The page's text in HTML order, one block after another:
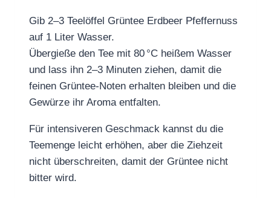
Gib 2–3 Teelöffel Grüntee Erdbeer Pfeffernuss
auf 1 Liter Wasser.
Übergieße den Tee mit 80 °C heißem Wasser
und lass ihn 2–3 Minuten ziehen, damit die
feinen Grüntee-Noten erhalten bleiben und die
Gewürze ihr Aroma entfalten.
Für intensiveren Geschmack kannst du die
Teemenge leicht erhöhen, aber die Ziehzeit
nicht überschreiten, damit der Grüntee nicht
bitter wird.